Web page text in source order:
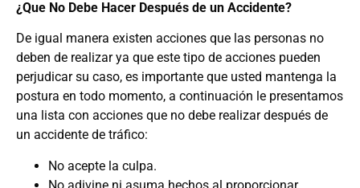
¿Que No Debe Hacer Después de un Accidente?
De igual manera existen acciones que las personas no
deben de realizar ya que este tipo de acciones pueden
perjudicar su caso, es importante que usted mantenga la
postura en todo momento, a continuación le presentamos
una lista con acciones que no debe realizar después de
un accidente de tráfico:
No acepte la culpa.
No adivine ni asuma hechos al proporcionar